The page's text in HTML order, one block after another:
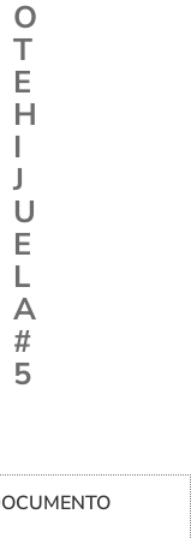
O
T
E
H
I
J
U
E
L
A
#
5